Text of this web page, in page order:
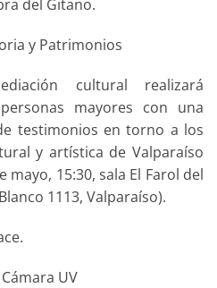
del Gitano.
y Patrimonios
cultural realizará
mayores con una
testimonios en torno a los
y artística de Valparaíso
mayo, 15:30, sala El Farol del
1113, Valparaíso).
UV